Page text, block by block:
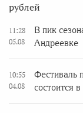
рублей
11:28
05.08
В пик
Андреевке
10:55
04.08
Фестиваль
состоится